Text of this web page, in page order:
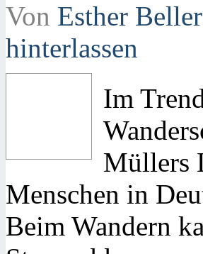
Von Esther Beller
hinterlassen
Im
Müllers
Menschen in
Beim Wandern